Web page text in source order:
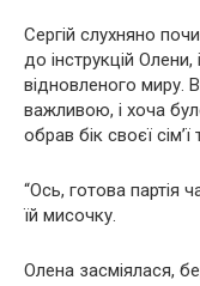
Сергій слухняно
до інструкцій Олени,
відновленого миру.
важливою, і хоча
обрав бік своєї сім’ї
“Ось, готова партія
їй мисочку.
Олена засміялася,